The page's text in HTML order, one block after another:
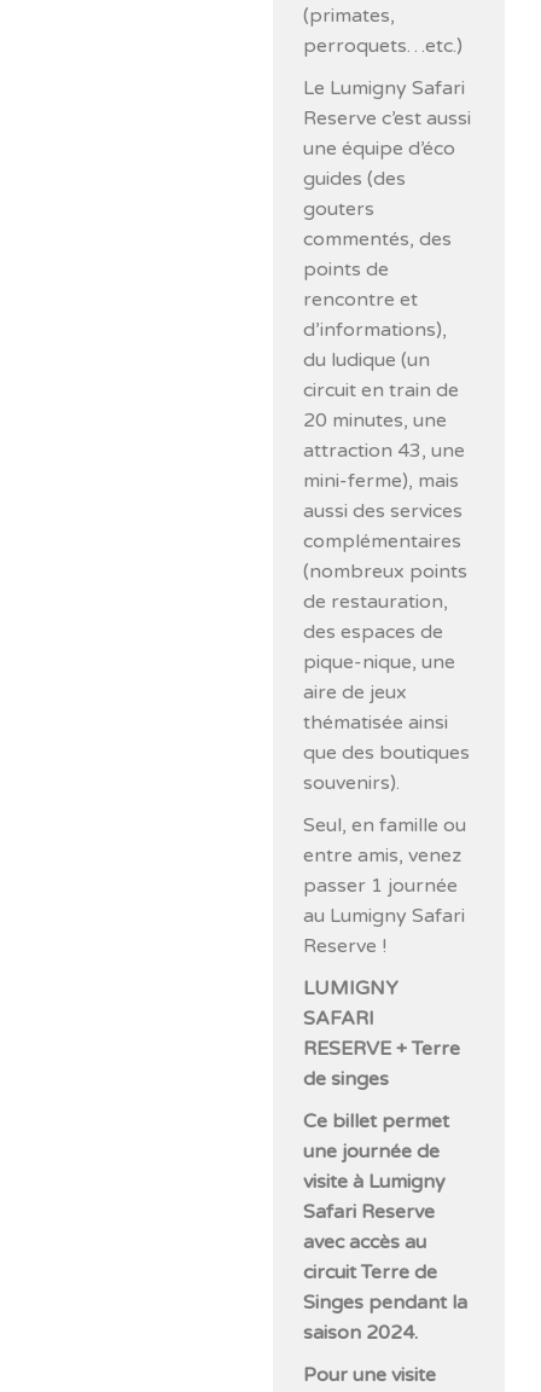
(primates,
perroquets…etc.)
Le Lumigny Safari
Reserve c’est aussi
une équipe d’éco
guides (des
gouters
commentés, des
points de
rencontre et
d’informations),
du ludique (un
circuit en train de
20 minutes, une
attraction 43, une
mini-ferme), mais
aussi des services
complémentaires
(nombreux points
de restauration,
des espaces de
pique-nique, une
aire de jeux
thématisée ainsi
que des boutiques
souvenirs).
Seul, en famille ou
entre amis, venez
passer 1 journée
au Lumigny Safari
Reserve !
LUMIGNY
SAFARI
RESERVE + Terre
de singes
Ce billet permet
une journée de
visite à Lumigny
Safari Reserve
avec accès au
circuit Terre de
Singes pendant la
saison 2024.
Pour une visite